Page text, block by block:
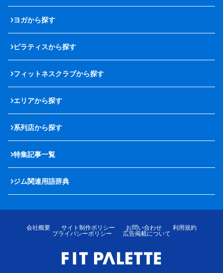
ヨガから探す
ピラティスから探す
フィットネスクラブから探す
エリアから探す
系列店から探す
特集記事一覧
ジム関連用語辞典
会社概要 サイト制作ポリシー お問い合わせ
利用規約
プライバシーポリシー
広告掲載について